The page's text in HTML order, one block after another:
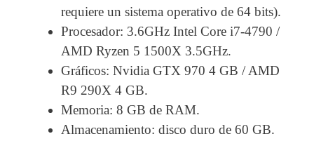
requiere un sistema operativo de 64 bits).
Procesador: 3.6GHz Intel Core i7-4790 /
AMD Ryzen 5 1500X 3.5GHz.
Gráficos: Nvidia GTX 970 4 GB / AMD
R9 290X 4 GB.
Memoria: 8 GB de RAM.
Almacenamiento: disco duro de 60 GB.